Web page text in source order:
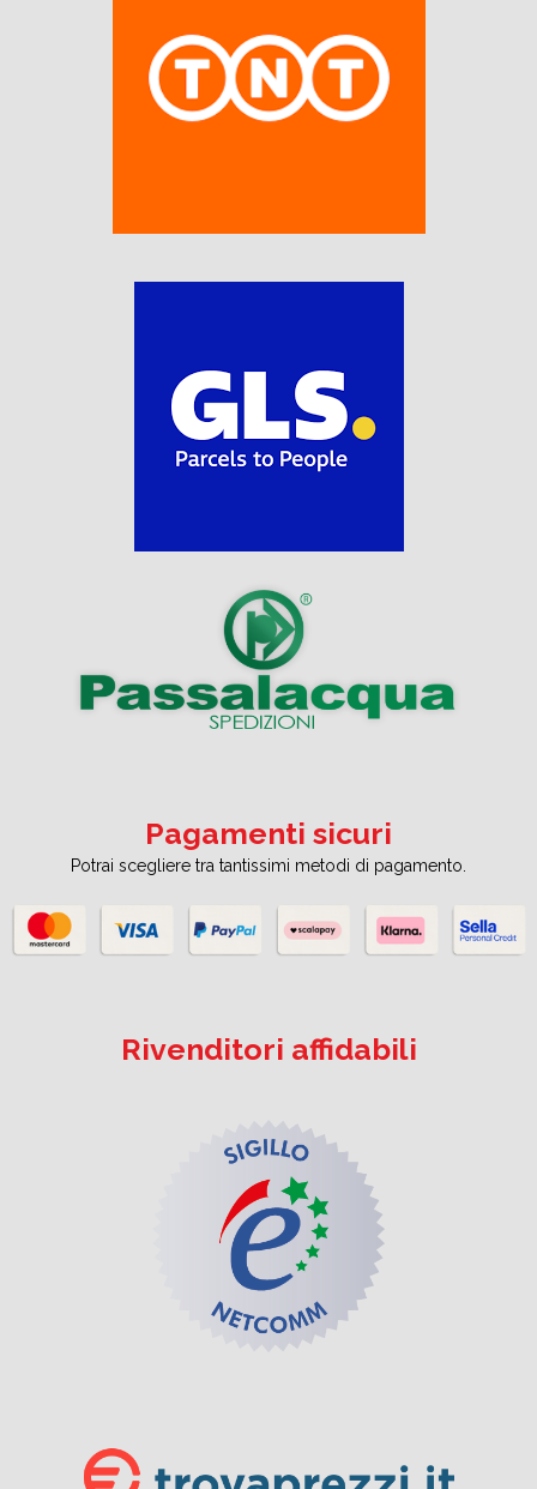
Pagamenti sicuri
Potrai scegliere tra tantissimi metodi di pagamento.
Rivenditori affidabili